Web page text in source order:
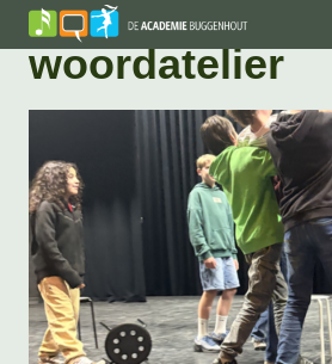
Skip
to
content
woordatelier